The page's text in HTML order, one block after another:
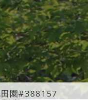
園#388157